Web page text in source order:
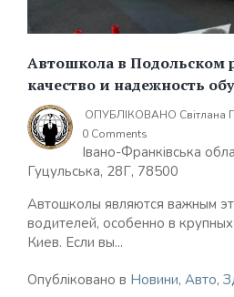
Автошкола в Подольском
качество и надежность
ОПУБЛІКОВАНО Світлана
0 Comments
Івано-Франківська
Гуцульська, 28Г, 78500
Автошколы являются важным
водителей, особенно в
Киев. Если вы...
Опубліковано в Новини, Авто,